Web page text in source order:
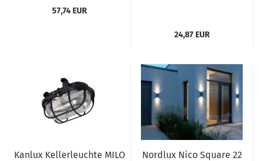
57,74 EUR
24,87 EUR
Kanlux Kellerleuchte MILO
Nordlux Nico Square 22